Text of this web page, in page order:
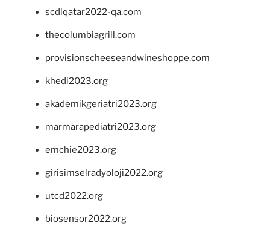
scdlqatar2022-qa.com
thecolumbiagrill.com
provisionscheeseandwineshoppe.com
khedi2023.org
akademikgeriatri2023.org
marmarapediatri2023.org
emchie2023.org
girisimselradyoloji2022.org
utcd2022.org
biosensor2022.org